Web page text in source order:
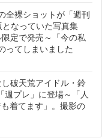
全裸ショットが「週刊
なっていた写真集
限定で発売～「今の私
ってしまいました
破天荒アイドル・鈴
週プレ」に登場～「人
着てます」。撮影の